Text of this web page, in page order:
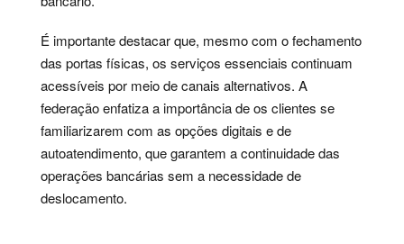
É importante destacar que, mesmo com o fechamento
das portas físicas, os serviços essenciais continuam
acessíveis por meio de canais alternativos. A
federação enfatiza a importância de os clientes se
familiarizarem com as opções digitais e de
autoatendimento, que garantem a continuidade das
operações bancárias sem a necessidade de
deslocamento.